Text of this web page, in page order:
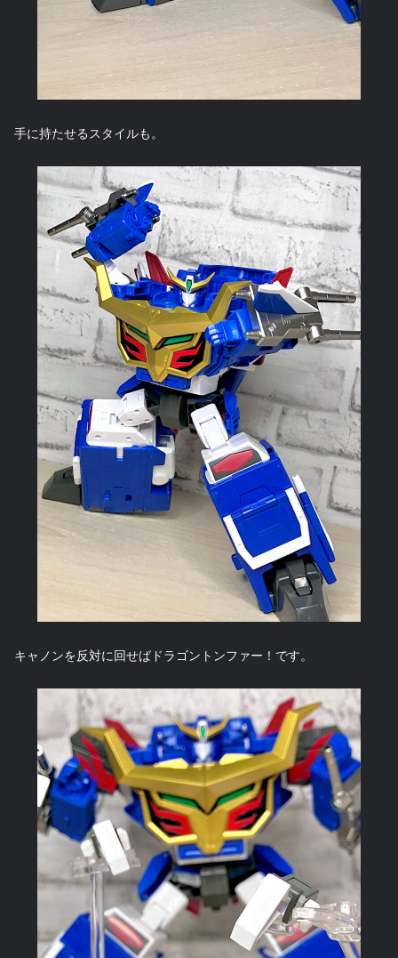
手に持たせるスタイルも。
キャノンを反対に回せばドラゴントンファー！です。